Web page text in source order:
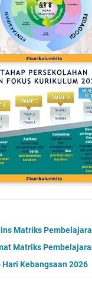
Matriks
Matriks
Hari Kebangsaan 2026